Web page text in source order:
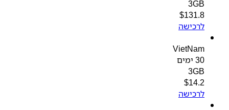
3GB
$131.8
לרכישה
VietNam
3GB
$14.2
לרכישה